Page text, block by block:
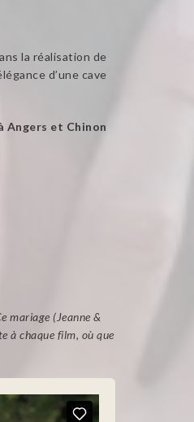
la réalisation de
d’une cave
Angers et Chinon
mariage (Jeanne &
à chaque film, où que